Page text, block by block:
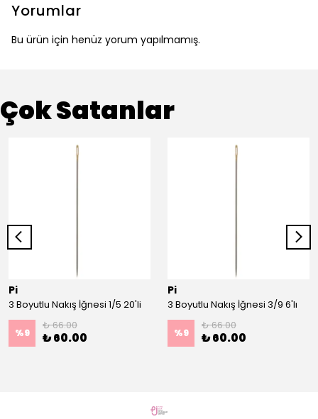
Yorumlar
Bu ürün için henüz yorum yapılmamış.
Çok Satanlar
Pi
3 Boyutlu Nakış İğnesi 1/5 20'li
%9
₺ 66.00
₺ 60.00
Pi
3 Boyutlu Nakış İğnesi 3/9 6'lı
%9
₺ 66.00
₺ 60.00